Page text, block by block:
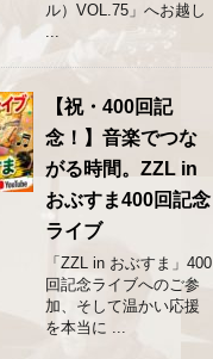
ル）VOL.75」へお越し
...
【祝・400回記
念！】音楽でつな
がる時間。ZZL in
おぶすま400回記念
ライブ
「ZZL in おぶすま」400
回記念ライブへのご参
加、そして温かい応援
を本当に ...